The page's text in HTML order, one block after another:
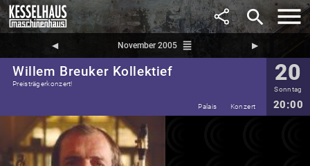
search
◀︎ November 2005 reorder ▶︎
Willem Breuker Kollektief
Preisträgerkonzert! 20
Sonntag
20:00
Palais Konzert